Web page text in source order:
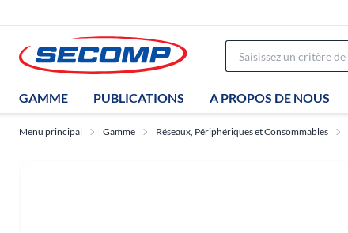
GAMME PUBLICATIONS A PROPOS DE NOUS
Menu principal Gamme Réseaux, Périphériques et Consommables